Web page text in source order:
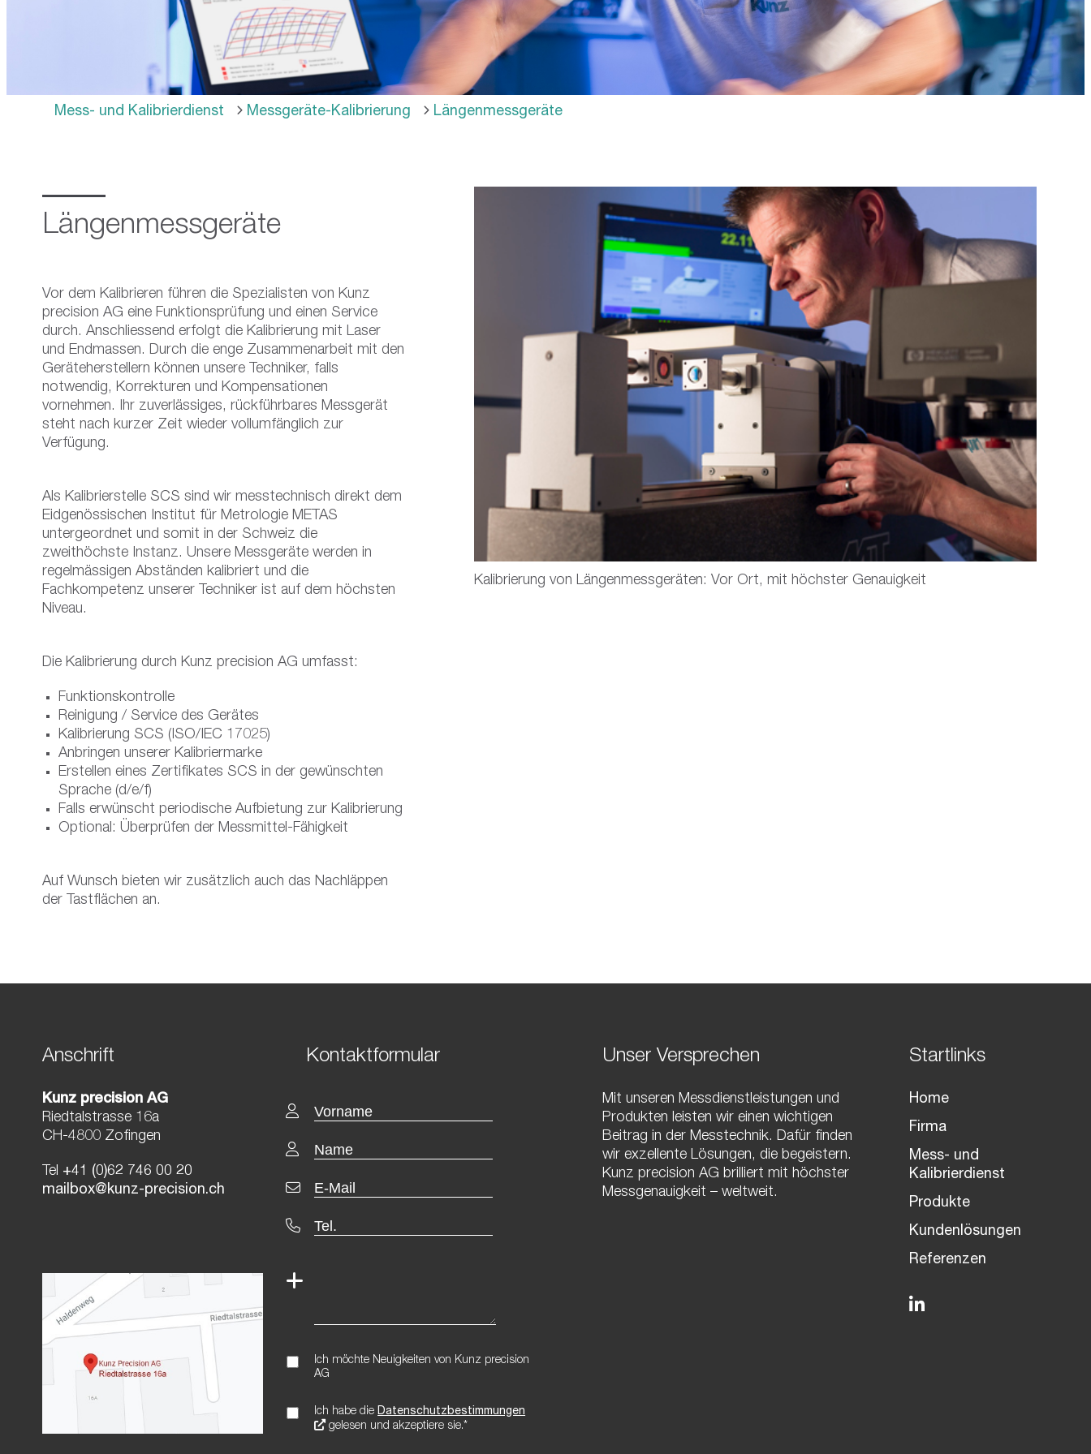
Mess- und Kalibrierdienst Messgeräte-Kalibrierung Längenmessgeräte
Längenmessgeräte
Vor dem Kalibrieren führen die Spezialisten von Kunz
precision AG eine Funktionsprüfung und einen Service
durch. Anschliessend erfolgt die Kalibrierung mit Laser
und Endmassen. Durch die enge Zusammenarbeit mit den
Geräteherstellern können unsere Techniker, falls
notwendig, Korrekturen und Kompensationen
vornehmen. Ihr zuverlässiges, rückführbares Messgerät
steht nach kurzer Zeit wieder vollumfänglich zur
Verfügung.
Als Kalibrierstelle SCS sind wir messtechnisch direkt dem
Eidgenössischen Institut für Metrologie METAS
untergeordnet und somit in der Schweiz die
zweithöchste Instanz. Unsere Messgeräte werden in
regelmässigen Abständen kalibriert und die
Fachkompetenz unserer Techniker ist auf dem höchsten
Niveau.
Die Kalibrierung durch Kunz precision AG umfasst:
Funktionskontrolle
Reinigung / Service des Gerätes
Kalibrierung SCS (ISO/IEC 17025)
Anbringen unserer Kalibriermarke
Erstellen eines Zertifikates SCS in der gewünschten
Sprache (d/e/f)
Falls erwünscht periodische Aufbietung zur Kalibrierung
Optional: Überprüfen der Messmittel-Fähigkeit
Auf Wunsch bieten wir zusätzlich auch das Nachläppen
der Tastflächen an.
Kalibrierung von Längenmessgeräten: Vor Ort, mit höchster Genauigkeit
Anschrift
Kunz precision AG
Riedtalstrasse 16a
CH-4800 Zofingen
Tel +41 (0)62 746 00 20
mailbox@kunz-precision.ch
Kontaktformular
Ich möchte Neuigkeiten von Kunz precision
AG
Ich habe dieDatenschutzbestimmungen
gelesen und akzeptiere sie.*
Unser Versprechen
Mit unseren Messdienstleistungen und
Produkten leisten wir einen wichtigen
Beitrag in der Messtechnik. Dafür finden
wir exzellente Lösungen, die begeistern.
Kunz precision AG brilliert mit höchster
Messgenauigkeit – weltweit.
Startlinks
Home
Firma
Mess- und
Kalibrierdienst
Produkte
Kundenlösungen
Referenzen